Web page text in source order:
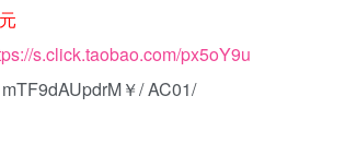
s.click.taobao.com/px5oY9u
mTF9dAUpdrM￥/ AC01/